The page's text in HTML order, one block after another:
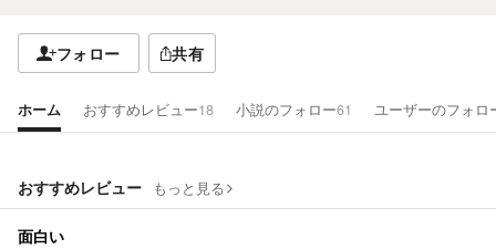
フォロー 共有
ホーム おすすめレビュー18 小説のフォロー61 ユーザーのフォロ
おすすめレビュー もっと見る
面白い